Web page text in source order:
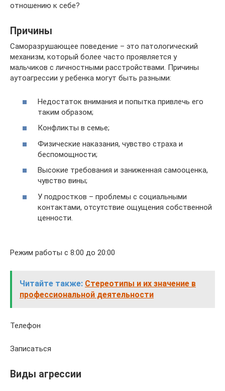
отношению к себе?
Причины
Саморазрушающее поведение – это патологический
механизм, который более часто проявляется у
мальчиков с личностными расстройствами. Причины
аутоагрессии у ребенка могут быть разными:
Недостаток внимания и попытка привлечь его
таким образом;
Конфликты в семье;
Физические наказания, чувство страха и
беспомощности;
Высокие требования и заниженная самооценка,
чувство вины;
У подростков – проблемы с социальными
контактами, отсутствие ощущения собственной
ценности.
Режим работы с 8:00 до 20:00
Читайте также: Стереотипы и их значение в
профессиональной деятельности
Телефон
Записаться
Виды агрессии